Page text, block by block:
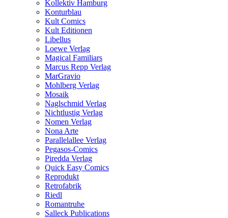
Kollektiv Hamburg
Konturblau
Kult Comics
Kult Editionen
Libellus
Loewe Verlag
Magical Familiars
Marcus Repp Verlag
MarGravio
Mohlberg Verlag
Mosaik
Naglschmid Verlag
Nichtlustig Verlag
Nomen Verlag
Nona Arte
Parallelallee Verlag
Pegasos-Comics
Piredda Verlag
Quick Easy Comics
Reprodukt
Retrofabrik
Riedl
Romantruhe
Salleck Publications